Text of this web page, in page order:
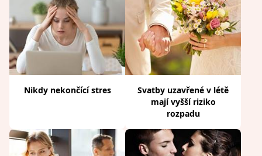
Nikdy nekončící stres
Svatby uzavřené v létě
mají vyšší riziko
rozpadu